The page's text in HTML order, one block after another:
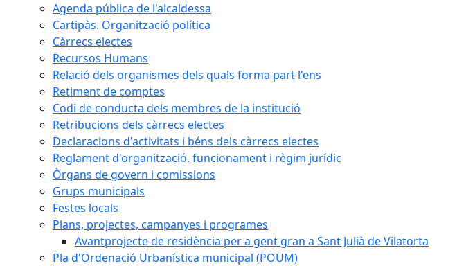
Agenda pública de l'alcaldessa
Cartipàs. Organització política
Càrrecs electes
Recursos Humans
Relació dels organismes dels quals forma part l'ens
Retiment de comptes
Codi de conducta dels membres de la institució
Retribucions dels càrrecs electes
Declaracions d'activitats i béns dels càrrecs electes
Reglament d'organització, funcionament i règim jurídic
Òrgans de govern i comissions
Grups municipals
Festes locals
Plans, projectes, campanyes i programes
Avantprojecte de residència per a gent gran a Sant Julià de Vilatorta
Pla d'Ordenació Urbanística municipal (POUM)